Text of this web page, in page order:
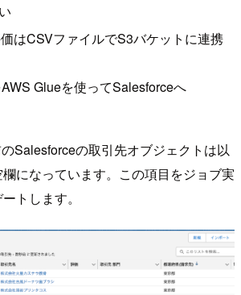
はCSVファイルでS3バケットに連携
Glueを使ってSalesforceへ
Salesforceの取引先オブジェクトは以
になっています。この項目をジョブ実
トします。